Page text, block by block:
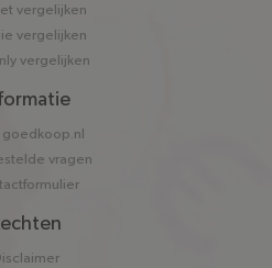
vergelijken
vergelijken
vergelijken
goedkoop.nl
vragen